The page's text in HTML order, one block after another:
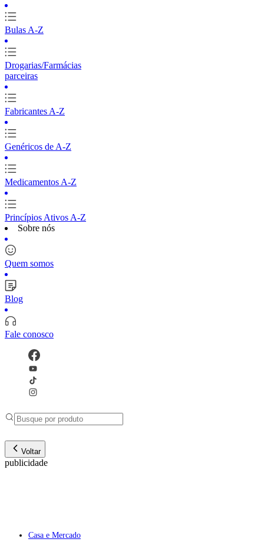
Bulas A-Z
Drogarias/Farmácias
parceiras
Fabricantes A-Z
Genéricos de A-Z
Medicamentos A-Z
Princípios Ativos A-Z
Sobre nós
Quem somos
Blog
Fale conosco
Voltar
publicidade
Casa e Mercado